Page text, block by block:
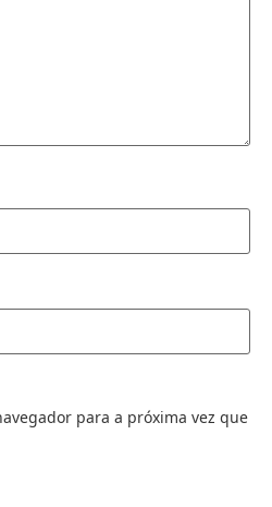
para a próxima vez que